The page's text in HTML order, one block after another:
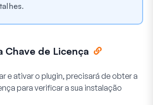
Chave de Licença
e ativar o plugin, precisará de obter a
para verificar a sua instalação